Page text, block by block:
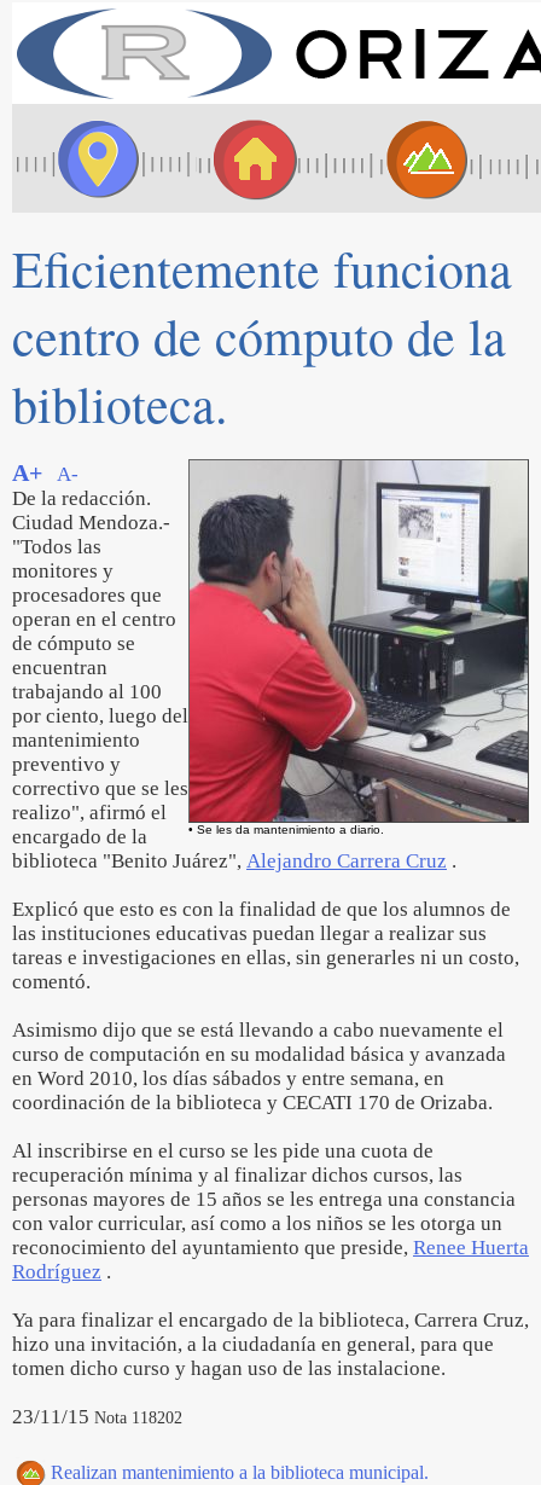
Eficientemente funciona
centro de cómputo de la
biblioteca.
• Se les da mantenimiento a diario.
A+
A-
De la redacción.
Ciudad Mendoza.-
"Todos las
monitores y
procesadores que
operan en el centro
de cómputo se
encuentran
trabajando al 100
por ciento, luego del
mantenimiento
preventivo y
correctivo que se les
realizo", afirmó el
encargado de la
biblioteca "Benito Juárez", Alejandro Carrera Cruz .
Explicó que esto es con la finalidad de que los alumnos de
las instituciones educativas puedan llegar a realizar sus
tareas e investigaciones en ellas, sin generarles ni un costo,
comentó.
Asimismo dijo que se está llevando a cabo nuevamente el
curso de computación en su modalidad básica y avanzada
en Word 2010, los días sábados y entre semana, en
coordinación de la biblioteca y CECATI 170 de Orizaba.
Al inscribirse en el curso se les pide una cuota de
recuperación mínima y al finalizar dichos cursos, las
personas mayores de 15 años se les entrega una constancia
con valor curricular, así como a los niños se les otorga un
reconocimiento del ayuntamiento que preside, Renee Huerta
Rodríguez .
Ya para finalizar el encargado de la biblioteca, Carrera Cruz,
hizo una invitación, a la ciudadanía en general, para que
tomen dicho curso y hagan uso de las instalacione.
23/11/15 Nota 118202
Realizan mantenimiento a la biblioteca municipal.